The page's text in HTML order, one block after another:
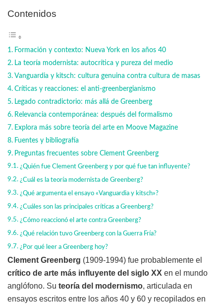
Contenidos
Formación y contexto: Nueva York en los años 40
La teoría modernista: autocrítica y pureza del medio
Vanguardia y kitsch: cultura genuina contra cultura de masas
Críticas y reacciones: el anti-greenbergianismo
Legado contradictorio: más allá de Greenberg
Relevancia contemporánea: después del formalismo
Explora más sobre teoría del arte en Moove Magazine
Fuentes y bibliografía
Preguntas frecuentes sobre Clement Greenberg
¿Quién fue Clement Greenberg y por qué fue tan influyente?
¿Cuál es la teoría modernista de Greenberg?
¿Qué argumenta el ensayo «Vanguardia y kitsch»?
¿Cuáles son las principales críticas a Greenberg?
¿Cómo reaccionó el arte contra Greenberg?
¿Qué relación tuvo Greenberg con la Guerra Fría?
¿Por qué leer a Greenberg hoy?
Clement Greenberg (1909-1994) fue probablemente el
crítico de arte más influyente del siglo XX en el mundo
anglófono. Su teoría del modernismo, articulada en
ensayos escritos entre los años 40 y 60 y recopilados en